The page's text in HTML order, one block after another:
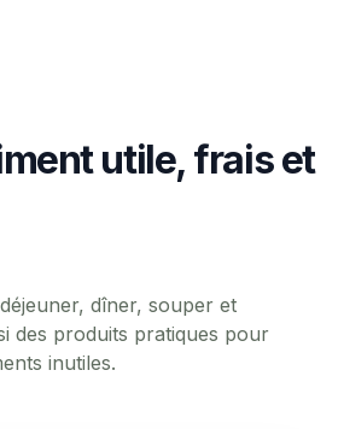
utile, frais et
dîner, souper et
des produits pratiques pour
inutiles.